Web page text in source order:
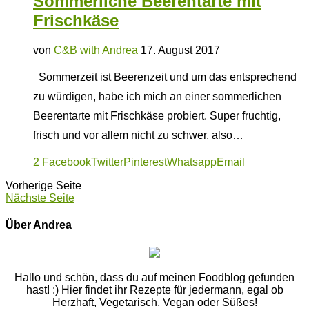
Frischkäse
von C&B with Andrea 17. August 2017
Sommerzeit ist Beerenzeit und um das entsprechend
zu würdigen, habe ich mich an einer sommerlichen
Beerentarte mit Frischkäse probiert. Super fruchtig,
frisch und vor allem nicht zu schwer, also…
2 FacebookTwitterPinterestWhatsappEmail
Vorherige Seite
Nächste Seite
Über Andrea
Hallo und schön, dass du auf meinen Foodblog gefunden
hast! :) Hier findet ihr Rezepte für jedermann, egal ob
Herzhaft, Vegetarisch, Vegan oder Süßes!